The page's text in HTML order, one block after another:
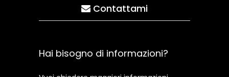
Contattami
Hai bisogno di informazioni?